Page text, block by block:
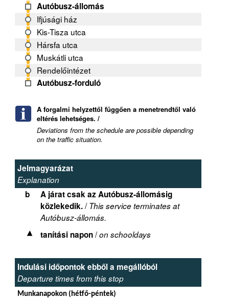
Autóbusz-állomás
Ifjúsági ház
Kis-Tisza utca
Hársfa utca
Muskátli utca
Rendelőintézet
Autóbusz-forduló
A forgalmi helyzettől függően a menetrendtől való
eltérés lehetséges. /
Deviations from the schedule are possible depending
on the traffic situation.
Jelmagyarázat
Explanation
b
A járat csak az Autóbusz-állomásig
közlekedik./This service terminates at
Autóbusz-állomás.
tanítási napon/on schooldays
Indulási időpontok ebből a megállóból
Departure times from this stop
Munkanapokon (hétfő-péntek)